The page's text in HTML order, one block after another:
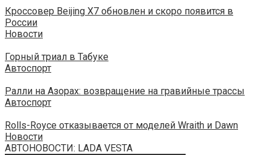
Кроссовер Beijing X7 обновлен и скоро появится в
России
Новости
Горный триал в Табуке
Автоспорт
Ралли на Азорах: возвращение на гравийные трассы
Автоспорт
Rolls-Royce отказывается от моделей Wraith и Dawn
Новости
АВТОНОВОСТИ: LADA VESTA